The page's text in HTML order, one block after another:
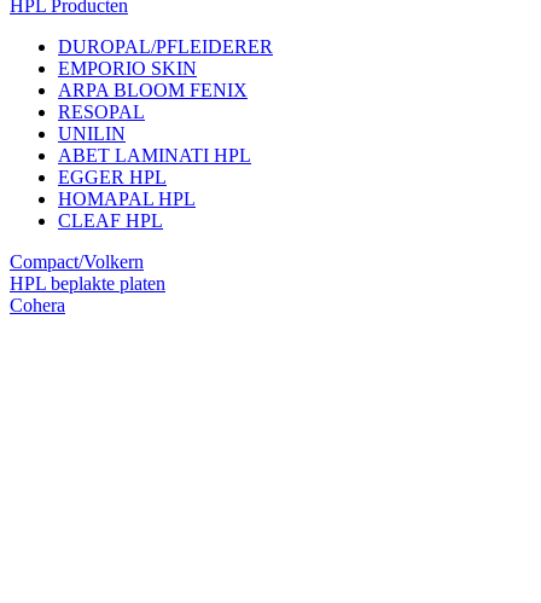
HPL Producten
DUROPAL/PFLEIDERER
EMPORIO SKIN
ARPA BLOOM FENIX
RESOPAL
UNILIN
ABET LAMINATI HPL
EGGER HPL
HOMAPAL HPL
CLEAF HPL
Compact/Volkern
HPL beplakte platen
Cohera